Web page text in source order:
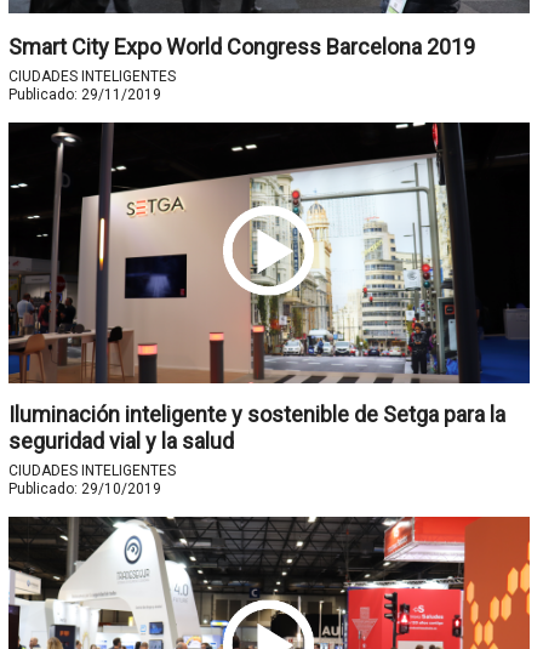
Smart City Expo World Congress Barcelona 2019
CIUDADES INTELIGENTES
Publicado: 29/11/2019
Iluminación inteligente y sostenible de Setga para la
seguridad vial y la salud
CIUDADES INTELIGENTES
Publicado: 29/10/2019